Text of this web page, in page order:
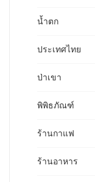
น้ำตก
ประเทศไทย
ป่าเขา
พิพิธภัณฑ์
ร้านกาแฟ
ร้านอาหาร